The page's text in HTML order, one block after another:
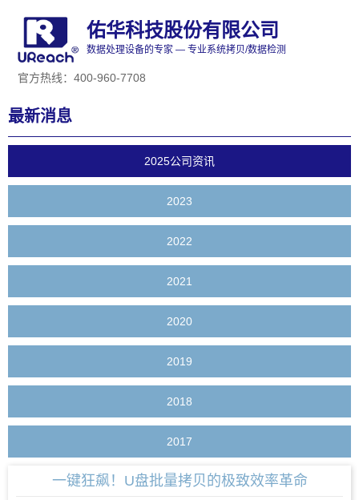
佑华科技股份有限公司
数据处理设备的专家 — 专业系统拷贝/数据检测
官方热线：400-960-7708
最新消息
2025公司资讯
2023
2022
2021
2020
2019
2018
2017
一键狂飙！U盘批量拷贝的极致效率革命